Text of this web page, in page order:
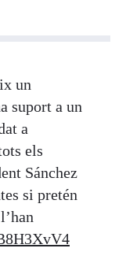
un
suport a un
a
els
Sánchez
si pretén